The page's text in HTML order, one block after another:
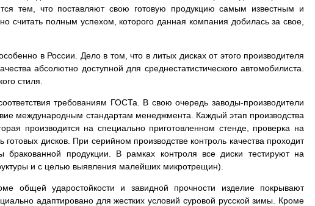
тем, что поставляют свою готовую продукцию самым известным и
полным успехом, которого данная компания добилась за свое,
в России. Дело в том, что в литых дисках от этого производителя
абсолютно доступной для среднестатистического автомобилиста.
стиля.
требованиям ГОСТа. В свою очередь заводы-производители
международным стандартам менеджмента. Каждый этап производства
производится на специально приготовленном стенде, проверка на
дисков. При серийном производстве контроль качества проходит
продукции. В рамках контроля все диски тестируют на
и с целью выявления малейших микротрещин).
общей ударостойкости и завидной прочности изделие покрывают
адаптировано для жестких условий суровой русской зимы. Кроме